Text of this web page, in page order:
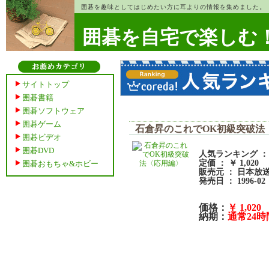
囲碁を趣味としてはじめたい方に耳よりの情報を集めました。
囲碁を自宅で楽しむ
サイトトップ
囲碁書籍
囲碁ソフトウェア
囲碁ゲーム
囲碁ビデオ
囲碁DVD
囲碁おもちゃ&ホビー
石倉昇のこれでOK初級突破法
人気ランキング
定価 ： ￥ 1,020
販売元 ： 日本放
発売日 ： 1996-02
価格： ￥ 1,020
納期： 通常24